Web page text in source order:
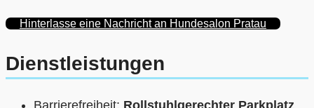
Hinterlasse eine Nachricht an Hundesalon Pratau
Dienstleistungen